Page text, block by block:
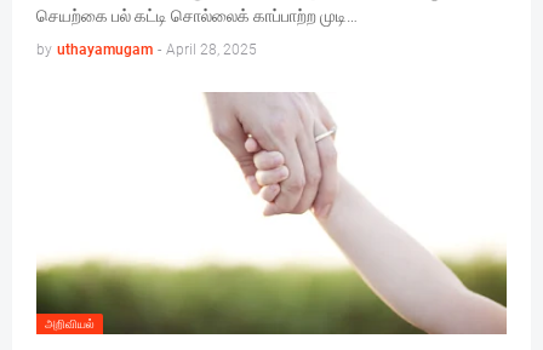
செயற்கை பல் கட்டி சொல்லைக் காப்பாற்ற முடி…
by uthayamugam - April 28, 2025
அறிவியல்